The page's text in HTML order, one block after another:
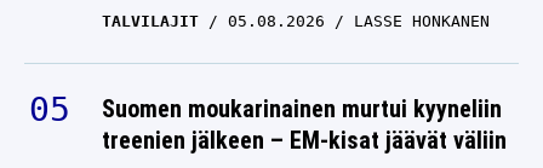
LASSE HONKANEN
TALVILAJIT 05.08.2026 LASSE HONKANEN
Suomen moukarinainen murtui kyyneliin
treenien jälkeen – EM-kisat jäävät väliin